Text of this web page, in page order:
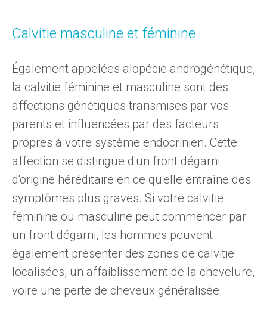
Calvitie masculine et féminine
Également appelées alopécie androgénétique,
la calvitie féminine et masculine sont des
affections génétiques transmises par vos
parents et influencées par des facteurs
propres à votre système endocrinien. Cette
affection se distingue d'un front dégarni
d'origine héréditaire en ce qu'elle entraîne des
symptômes plus graves. Si votre calvitie
féminine ou masculine peut commencer par
un front dégarni, les hommes peuvent
également présenter des zones de calvitie
localisées, un affaiblissement de la chevelure,
voire une perte de cheveux généralisée.